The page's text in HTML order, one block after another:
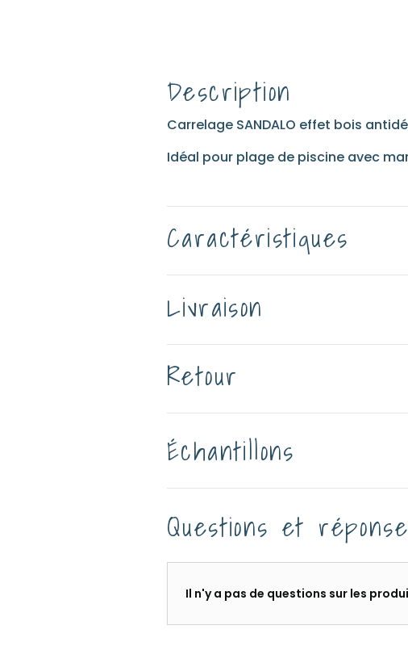
Description
Carrelage SANDALO effet bois
Idéal pour plage de piscine avec
Caractéristiques
Livraison
Retour
Échantillons
Questions et
Il n'y a pas de questions sur les